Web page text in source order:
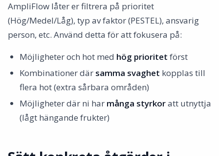
AmpliFlow låter er filtrera på prioritet
(Hög/Medel/Låg), typ av faktor (PESTEL), ansvarig
person, etc. Använd detta för att fokusera på:
Möjligheter och hot med hög prioritet först
Kombinationer där samma svaghet kopplas till
flera hot (extra sårbara områden)
Möjligheter där ni har många styrkoratt utnyttja
(lågt hängande frukter)